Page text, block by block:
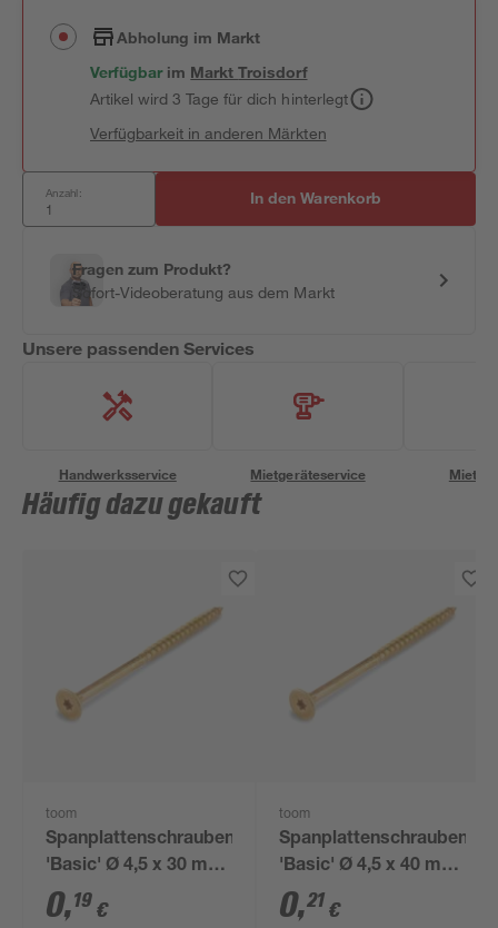
Abholung im Markt
Verfügbar im MarktTroisdorf
Artikel wird 3 Tage für dich hinterlegt
Verfügbarkeit in anderen Märkten
Anzahl: In den Warenkorb
Fragen zum Produkt?
Sofort-Videoberatung aus dem Markt
Unsere passenden Services
Handwerksservice Mietgeräteservice
Häufig dazu gekauft
toom
Spanplattenschrauben
'Basic' Ø 4,5 x 30 mm
TX
0,19 €
toom
Spanplattenschrauben
'Basic' Ø 4,5 x 40 mm
TX
0,21 €